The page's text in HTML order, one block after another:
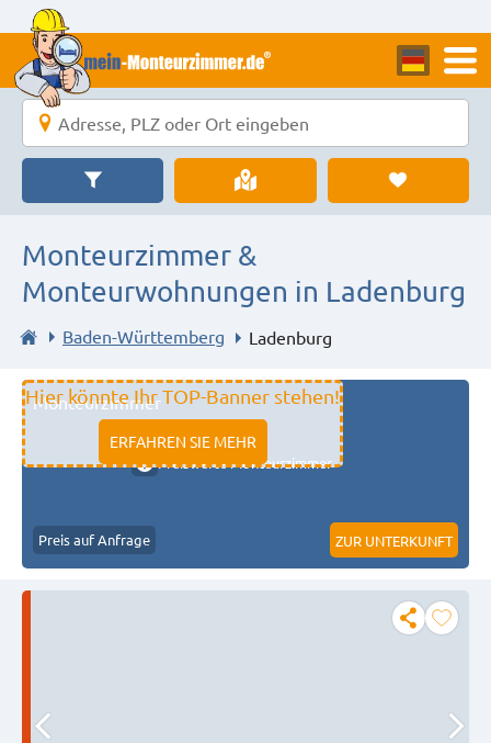
Monteurzimmer &
Monteurwohnungen in Ladenburg
Baden-Württemberg Ladenburg
Hier könnte Ihr TOP-Banner stehen!
ERFAHREN SIE MEHR
Monteurzimmer
11333 fulda
Preiswerte Monteurzimmer
Preis auf Anfrage ZUR UNTERKUNFT